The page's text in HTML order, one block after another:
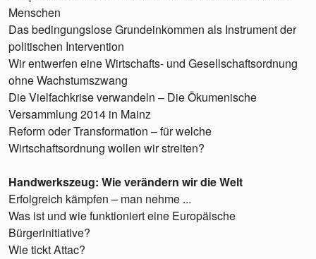
Menschen
Das bedingungslose Grundeinkommen als Instrument der
politischen Intervention
Wir entwerfen eine Wirtschafts- und Gesellschaftsordnung
ohne Wachstumszwang
Die Vielfachkrise verwandeln – Die Ökumenische
Versammlung 2014 in Mainz
Reform oder Transformation – für welche
Wirtschaftsordnung wollen wir streiten?
Handwerkszeug: Wie verändern wir die Welt
Erfolgreich kämpfen – man nehme ...
Was ist und wie funktioniert eine Europäische
Bürgerinitiative?
Wie tickt Attac?